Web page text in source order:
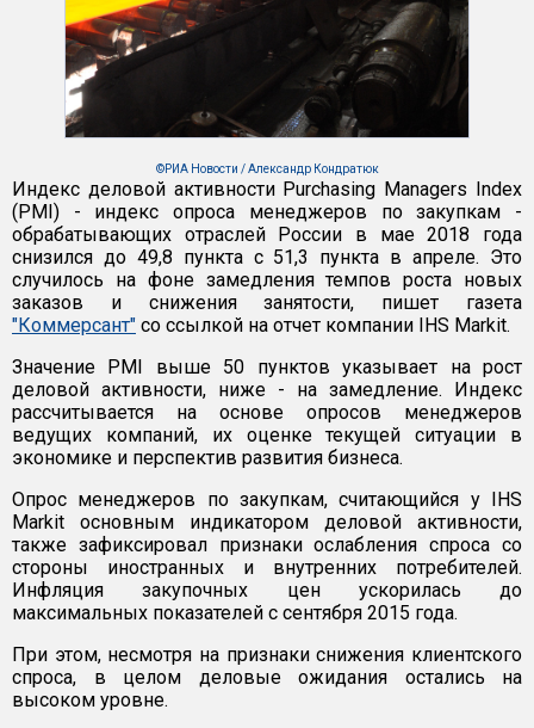
©РИА Новости / Александр Кондратюк
Индекс деловой активности Purchasing Managers Index
(PMI) - индекс опроса менеджеров по закупкам -
обрабатывающих отраслей России в мае 2018 года
снизился до 49,8 пункта с 51,3 пункта в апреле. Это
случилось на фоне замедления темпов роста новых
заказов и снижения занятости, пишет газета
"Коммерсант" со ссылкой на отчет компании IHS Markit.
Значение PMI выше 50 пунктов указывает на рост
деловой активности, ниже - на замедление. Индекс
рассчитывается на основе опросов менеджеров
ведущих компаний, их оценке текущей ситуации в
экономике и перспектив развития бизнеса.
Опрос менеджеров по закупкам, считающийся у IHS
Markit основным индикатором деловой активности,
также зафиксировал признаки ослабления спроса со
стороны иностранных и внутренних потребителей.
Инфляция закупочных цен ускорилась до
максимальных показателей с сентября 2015 года.
При этом, несмотря на признаки снижения клиентского
спроса, в целом деловые ожидания остались на
высоком уровне.